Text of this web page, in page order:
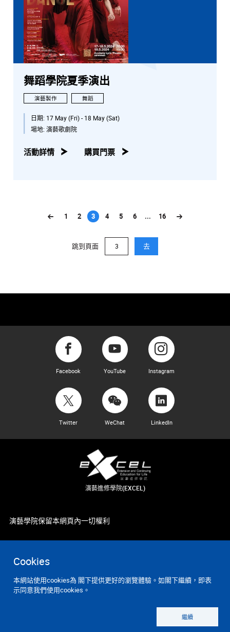
Cookies
本網站使用cookies為 閣下提供更好的瀏覽體驗。如閣下繼續，即表
示同意我們使用cookies。
繼續
舞蹈學院夏季演出
演藝製作 舞蹈
日期: 17 May (Fri) - 18 May (Sat)
場地: 演藝歌劇院
活動詳情 購買門票
1 2 3
(current)
4 5 6 ... 16
跳到頁面 去
Facebook YouTube Instagram
Twitter WeChat LinkedIn
演藝進修學院(EXCEL)
演藝學院保留本網頁內一切權利